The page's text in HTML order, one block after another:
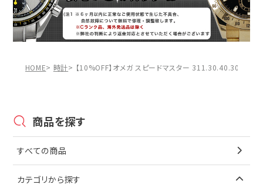
HOME 時計 【10%OFF】オメガ スピードマスター
商品を探す
すべての商品
カテゴリから探す